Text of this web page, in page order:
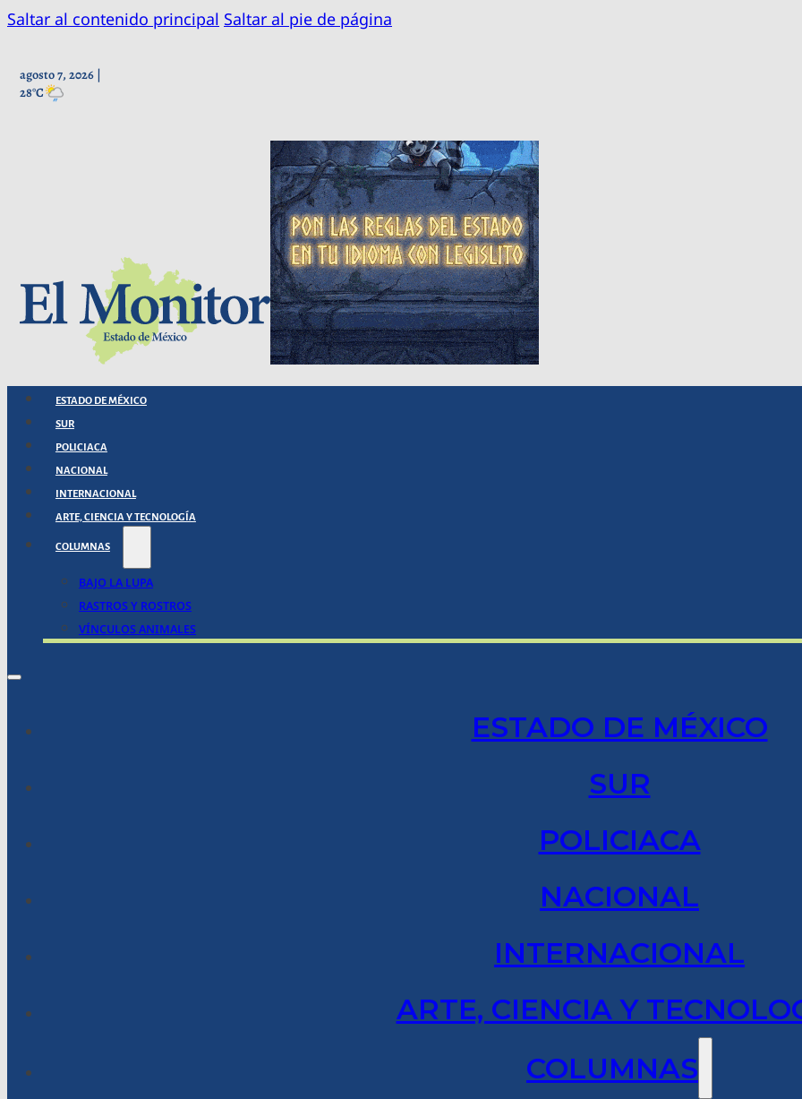
Saltar al contenido principal Saltar al pie de página
agosto 7, 2026 |
28°C
ESTADO DE MÉXICO
SUR
POLICIACA
NACIONAL
INTERNACIONAL
ARTE, CIENCIA Y TECNOLOGÍA
COLUMNAS
BAJO LA LUPA
RASTROS Y ROSTROS
VÍNCULOS ANIMALES
ESTADO DE MÉXICO
SUR
POLICIACA
NACIONAL
INTERNACIONAL
ARTE, CIENCIA Y
COLUMNAS